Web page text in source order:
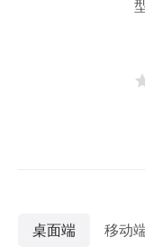
桌面端 移动